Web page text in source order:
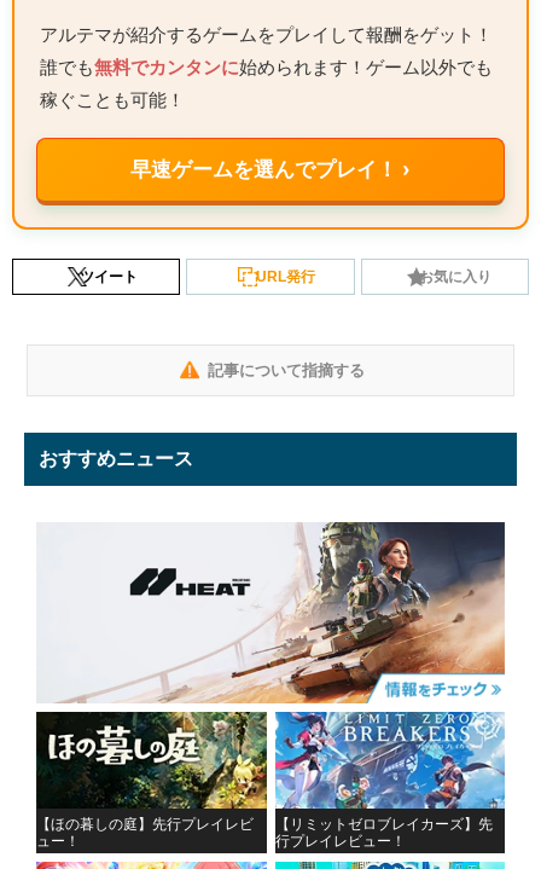
アルテマが紹介するゲームをプレイして報酬をゲット！
誰でも無料でカンタンに始められます！ゲーム以外でも
稼ぐことも可能！
早速ゲームを選んでプレイ！ ›
ツイート URL発行 お気に入り
記事について指摘する
おすすめニュース
【ほの暮しの庭】先行プレイレビ
ュー！
【リミットゼロブレイカーズ】先
行プレイレビュー！